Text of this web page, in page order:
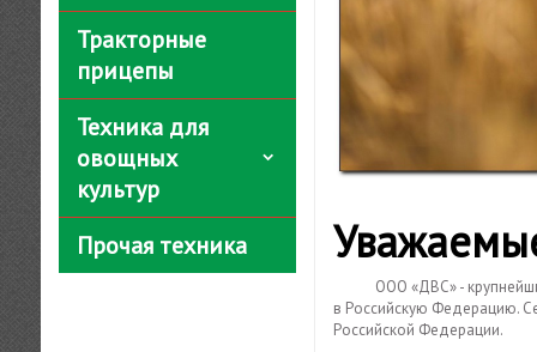
Тракторные
прицепы
Техника для
овощных
культур
Прочая техника
ООО «ДВС» - крупнейший поставщик сельскохозяйственной техники производства Республики Беларусь
в Российскую Федерацию.
Российской Федерации.